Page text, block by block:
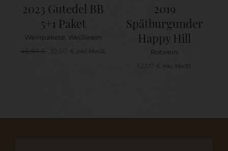
2023 Gutedel BB
5+1 Paket
Weinpakete Weißwein
46,80€ Ursprünglicher
39,00 € Aktueller
inkl. MwSt.
2019
Spätburgunder
Happy Hill
Rotwein
12,00 € inkl. MwSt.